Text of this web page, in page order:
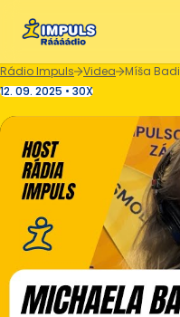
Rádio Impuls Videa
12. 09. 2025 • 30X